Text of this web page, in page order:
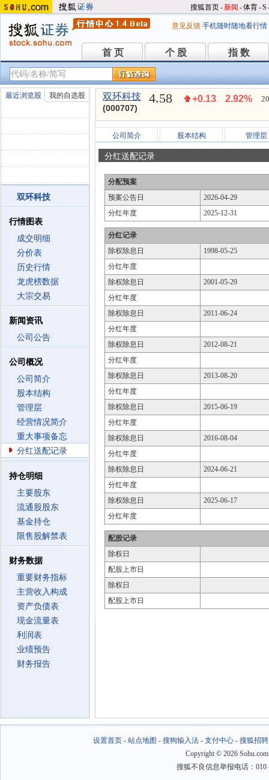
搜狐首页-新闻 -体育-S
意见反馈 手机随时随地看行情
首 页
首 页 个 股
个 股 指 数
指 数
最近浏览股 我的自选股
双环科技
行情图表
成交明细
分价表
历史行情
龙虎榜数据
大宗交易
新闻资讯
公司公告
公司概况
公司简介
股本结构
管理层
经营情况简介
重大事项备忘
分红送配记录
持仓明细
主要股东
流通股股东
基金持仓
限售股解禁表
财务数据
重要财务指标
主营收入构成
资产负债表
现金流量表
利润表
业绩预告
财务报告
双环科技
(000707)
4.58 +0.13 2.92%
公司简介 股本结构 管理层
分红送配记录
分配预案
预案公告日
2026-04-29
分红年度
2025-12-31
分红记录
除权除息日
1998-05-25
分红年度
除权除息日
2001-05-29
分红年度
除权除息日
2011-06-24
分红年度
除权除息日
2012-08-21
分红年度
除权除息日
2013-08-20
分红年度
除权除息日
2015-06-19
分红年度
除权除息日
2016-08-04
分红年度
除权除息日
2024-06-21
分红年度
除权除息日
2025-06-17
分红年度
配股记录
除权日
配股上市日
除权日
配股上市日
设置首页- 站点地图 - 搜狗输入法- 支付中心- 搜狐招聘
Copyright © 2026
搜狐不良信息举报电话：010